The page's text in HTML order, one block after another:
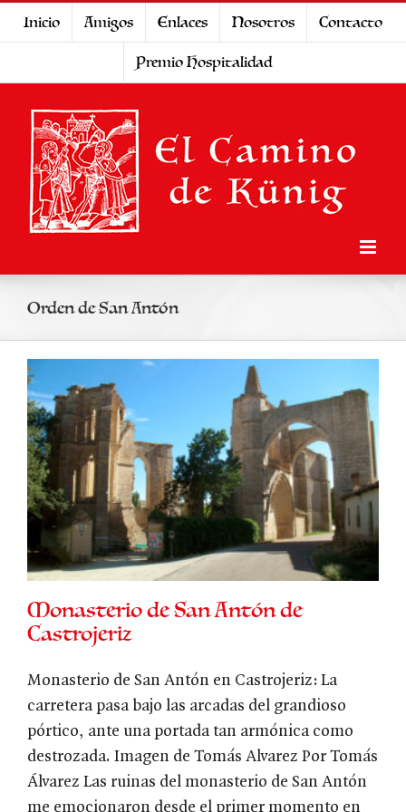
Inicio Amigos Enlaces Nosotros
Contacto
Premio Hospitalidad
Orden de San Antón
Monasterio de San Antón de
Castrojeriz
Monasterio de San Antón en Castrojeriz: La
carretera pasa bajo las arcadas del grandioso
pórtico, ante una portada tan armónica como
destrozada. Imagen de Tomás Alvarez Por Tomás
Álvarez Las ruinas del monasterio de San Antón
me emocionaron desde el primer momento en